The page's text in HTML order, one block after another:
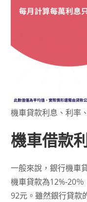
機車貸款利息、利率
機車借款
一般來說，銀行機車
機車貸款為12%-20
92元。雖然銀行貸款